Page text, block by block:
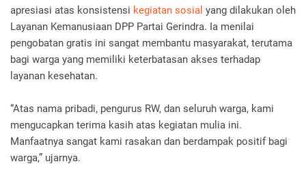
apresiasi atas konsistensi kegiatan sosial yang dilakukan oleh
Layanan Kemanusiaan DPP Partai Gerindra. Ia menilai
pengobatan gratis ini sangat membantu masyarakat, terutama
bagi warga yang memiliki keterbatasan akses terhadap
layanan kesehatan.
“Atas nama pribadi, pengurus RW, dan seluruh warga, kami
mengucapkan terima kasih atas kegiatan mulia ini.
Manfaatnya sangat kami rasakan dan berdampak positif bagi
warga,” ujarnya.